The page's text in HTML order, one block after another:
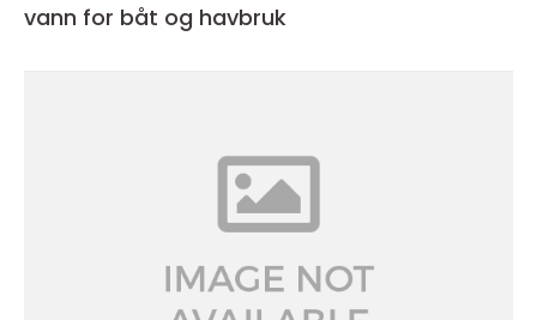
vann for båt og havbruk